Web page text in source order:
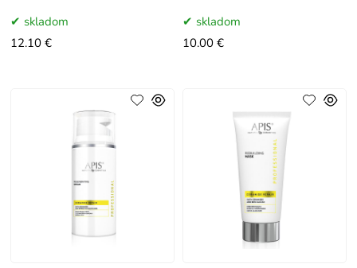
jemnú, pružnú a dobre
skladom
12.10 €
určená na relaxačnú masáž.
skladom
10.00 €